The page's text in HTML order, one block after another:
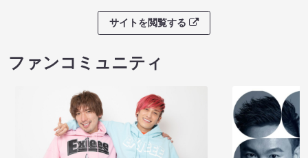
サイトを閲覧する
ファンコミュニティ